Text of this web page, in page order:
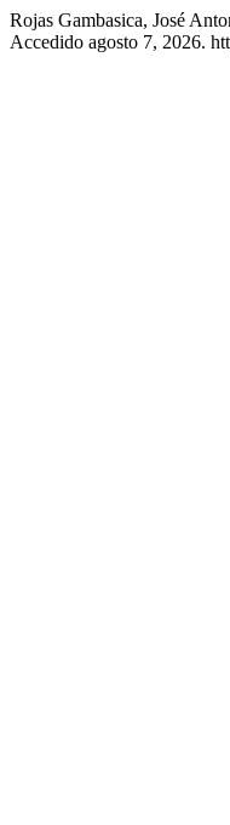
Rojas Gambasica, José
Accedido agosto 7, 2026.